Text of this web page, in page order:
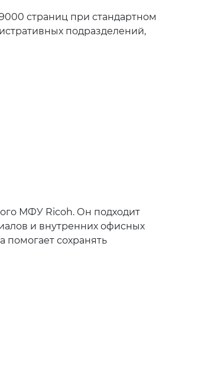
страниц при стандартном
подразделений,
МФУ Ricoh. Он подходит
и внутренних офисных
помогает сохранять